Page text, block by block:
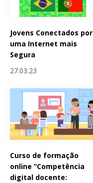
Jovens Conectados por
uma Internet mais
Segura
27.03.23
Curso de formação
online “Competência
digital docente: